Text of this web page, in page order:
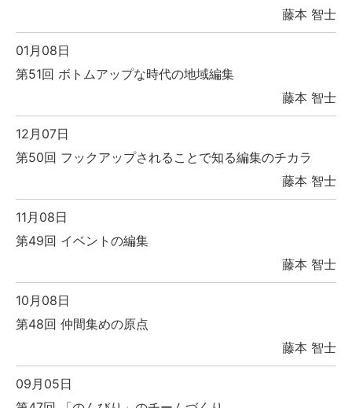
藤本 智士
01月08日
第51回 ボトムアップな時代の地域編集
藤本 智士
12月07日
第50回 フックアップされることで知る編集のチカラ
藤本 智士
11月08日
第49回 イベントの編集
藤本 智士
10月08日
第48回 仲間集めの原点
藤本 智士
09月05日